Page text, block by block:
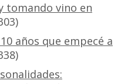
tomando vino en
años que empecé a